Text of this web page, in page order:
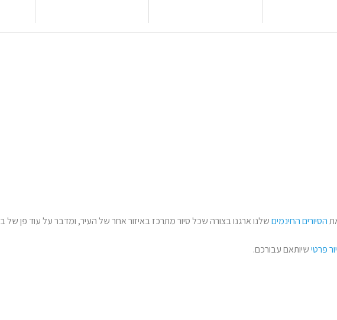
הסיורים החינמיםשלנו ארגנו בצורה שכל סיור מתרכז באיזור אחר של העיר, ומדבר על עוד פן
פרטישיותאם עבורכם.